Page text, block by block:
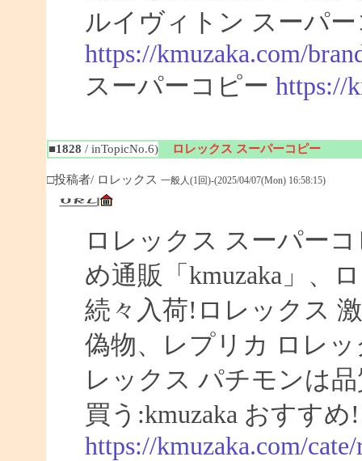
ルイヴィトン スーパ
https://kmuzaka.com/
スーパーコピー https://
■1828 / inTopicNo.6) ロレックス スーパーコピー
□投稿者/ ロレックス 一般人(1回)-(2025/04/07(Mon) 16:58:15)
ロレックス スーパー
め通販「kmuzaka」、
続々入荷!ロレックス
偽物、レプリカ ロレ
レックス パチモンは
買う:kmuzaka おすすめ!
https://kmuzaka.com/